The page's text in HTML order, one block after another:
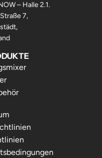
– Halle 2.1.
7,